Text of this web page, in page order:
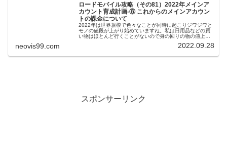
ロードモバイル攻略（その81）2022年メインア
カウント育成計画-⑥ これからのメインアカウン
トの課金について
2022年は世界規模で色々なことが同時に起こりジワジワと
モノの値段が上がり始めていますね。私は日用品などの買
い物はほとんど行くことがないので身の回りの物の値上が
neovis99.com 2022.09.28
スポンサーリンク